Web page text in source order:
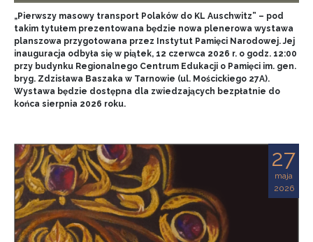
„Pierwszy masowy transport Polaków do KL Auschwitz” – pod
takim tytułem prezentowana będzie nowa plenerowa wystawa
planszowa przygotowana przez Instytut Pamięci Narodowej. Jej
inauguracja odbyła się w piątek, 12 czerwca 2026 r. o godz. 12:00
przy budynku Regionalnego Centrum Edukacji o Pamięci im. gen.
bryg. Zdzisława Baszaka w Tarnowie (ul. Mościckiego 27A).
Wystawa będzie dostępna dla zwiedzających bezpłatnie do
końca sierpnia 2026 roku.
27
maja
2026